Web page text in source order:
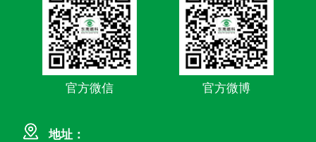
官方微信 官方微博
地址：